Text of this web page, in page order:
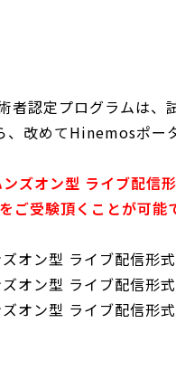
認定プログラムは、
改めてHinemosポー
ズオン型 ライブ配信
受験頂くことが可能
ズオン型 ライブ配信
ズオン型 ライブ配信
ズオン型 ライブ配信